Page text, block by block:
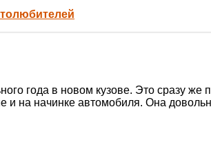
года в новом кузове. Это сразу же
и на начинке автомобиля. Она